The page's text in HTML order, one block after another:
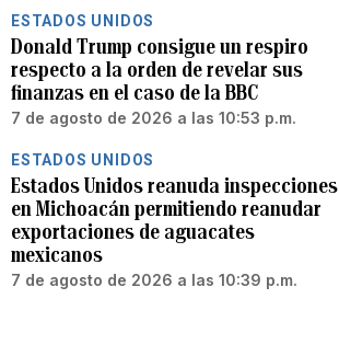
ESTADOS UNIDOS
Donald Trump consigue un respiro
respecto a la orden de revelar sus
finanzas en el caso de la BBC
7 de agosto de 2026 a las 10:53 p.m.
ESTADOS UNIDOS
Estados Unidos reanuda inspecciones
en Michoacán permitiendo reanudar
exportaciones de aguacates
mexicanos
7 de agosto de 2026 a las 10:39 p.m.